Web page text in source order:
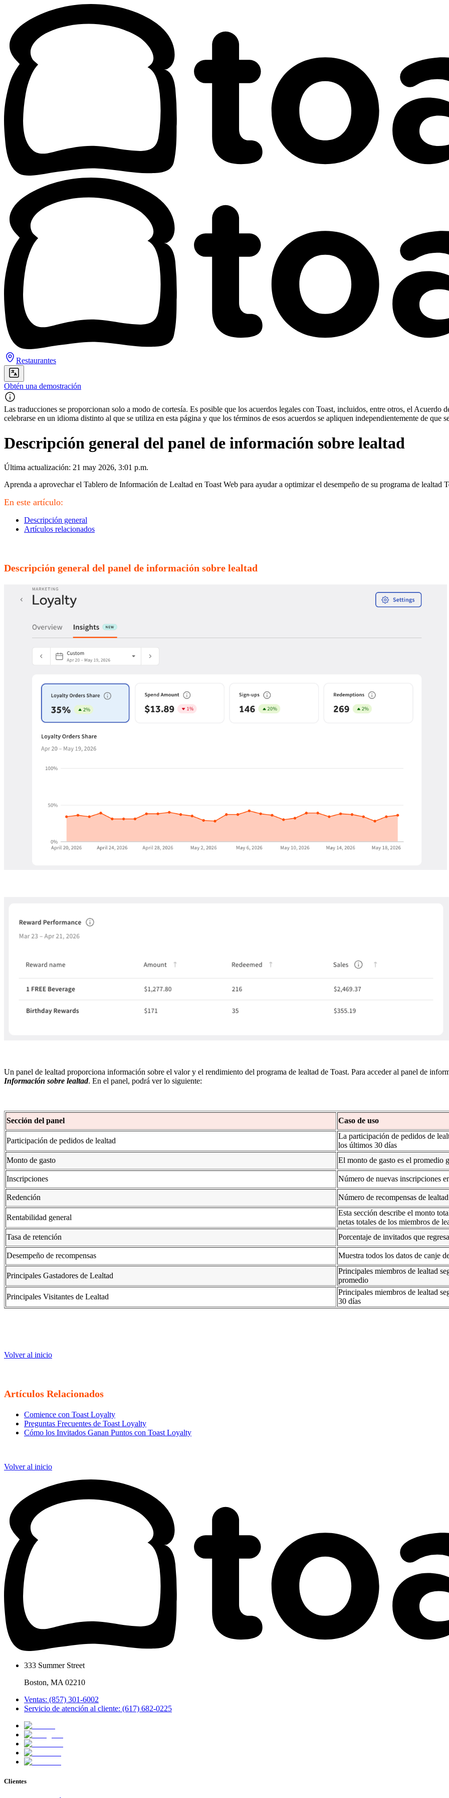
Restaurantes
Obtén una demostración
Las traducciones se proporcionan solo a modo de cortesía. Es posible que los acuerdos legales con Toast, incluidos, entre otros, el Acuerdo
celebrarse en un idioma distinto al que se utiliza en esta página y que los términos de esos acuerdos se apliquen independientemente de que
Descripción general del panel de información sobre lealtad
Última actualización: 21 may 2026, 3:01 p.m.
Aprenda a aprovechar el Tablero de Información de Lealtad en Toast Web para ayudar a optimizar el desempeño de su programa de lealtad
En este artículo:
Descripción general
Artículos relacionados
Descripción general del panel de información sobre lealtad
Un panel de lealtad proporciona información sobre el valor y el rendimiento del programa de lealtad de Toast. Para acceder al panel de
Información sobre lealtad. En el panel, podrá ver lo siguiente:
Sección del panel Caso de uso
Participación de pedidos de lealtad
La participación de pedidos de
los últimos 30 días
Monto de gasto
El monto de gasto es el promedio
Inscripciones Número de nuevas inscripciones
Redención Número de recompensas de
Rentabilidad general
Esta sección describe el monto
netas totales de los miembros de
Tasa de retención
Porcentaje de invitados que
Desempeño de recompensas Muestra todos los datos de canje
Principales Gastadores de Lealtad
Principales miembros de lealtad
promedio
Principales Visitantes de Lealtad
Principales miembros de lealtad
30 días
Volver al inicio
Artículos Relacionados
Comience con Toast Loyalty
Preguntas Frecuentes de Toast Loyalty
Cómo los Invitados Ganan Puntos con Toast Loyalty
Volver al inicio
333 Summer Street
Boston, MA 02210
Ventas: (857) 301-6002
Servicio de atención al cliente: (617) 682-0225
Clientes